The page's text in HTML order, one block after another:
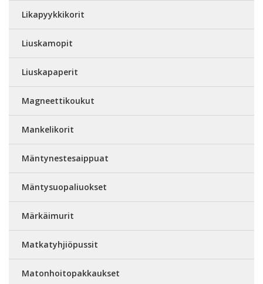
Likapyykkikorit
Liuskamopit
Liuskapaperit
Magneettikoukut
Mankelikorit
Mäntynestesaippuat
Mäntysuopaliuokset
Märkäimurit
Matkatyhjiöpussit
Matonhoitopakkaukset